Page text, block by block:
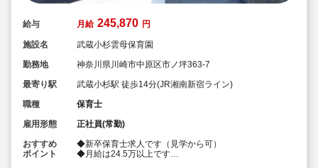
給与 月給 245,870 円
施設名
武蔵小杉雲母保育園
勤務地
神奈川県川崎市中原区市ノ坪363-7
最寄り駅
武蔵小杉駅 徒歩14分(JR湘南新宿ライン)
職種
保育士
雇用形態
正社員(常勤)
おすすめ
ポイント
◆新卒保育士求人です（見学から可）
◆月給は24.5万以上です